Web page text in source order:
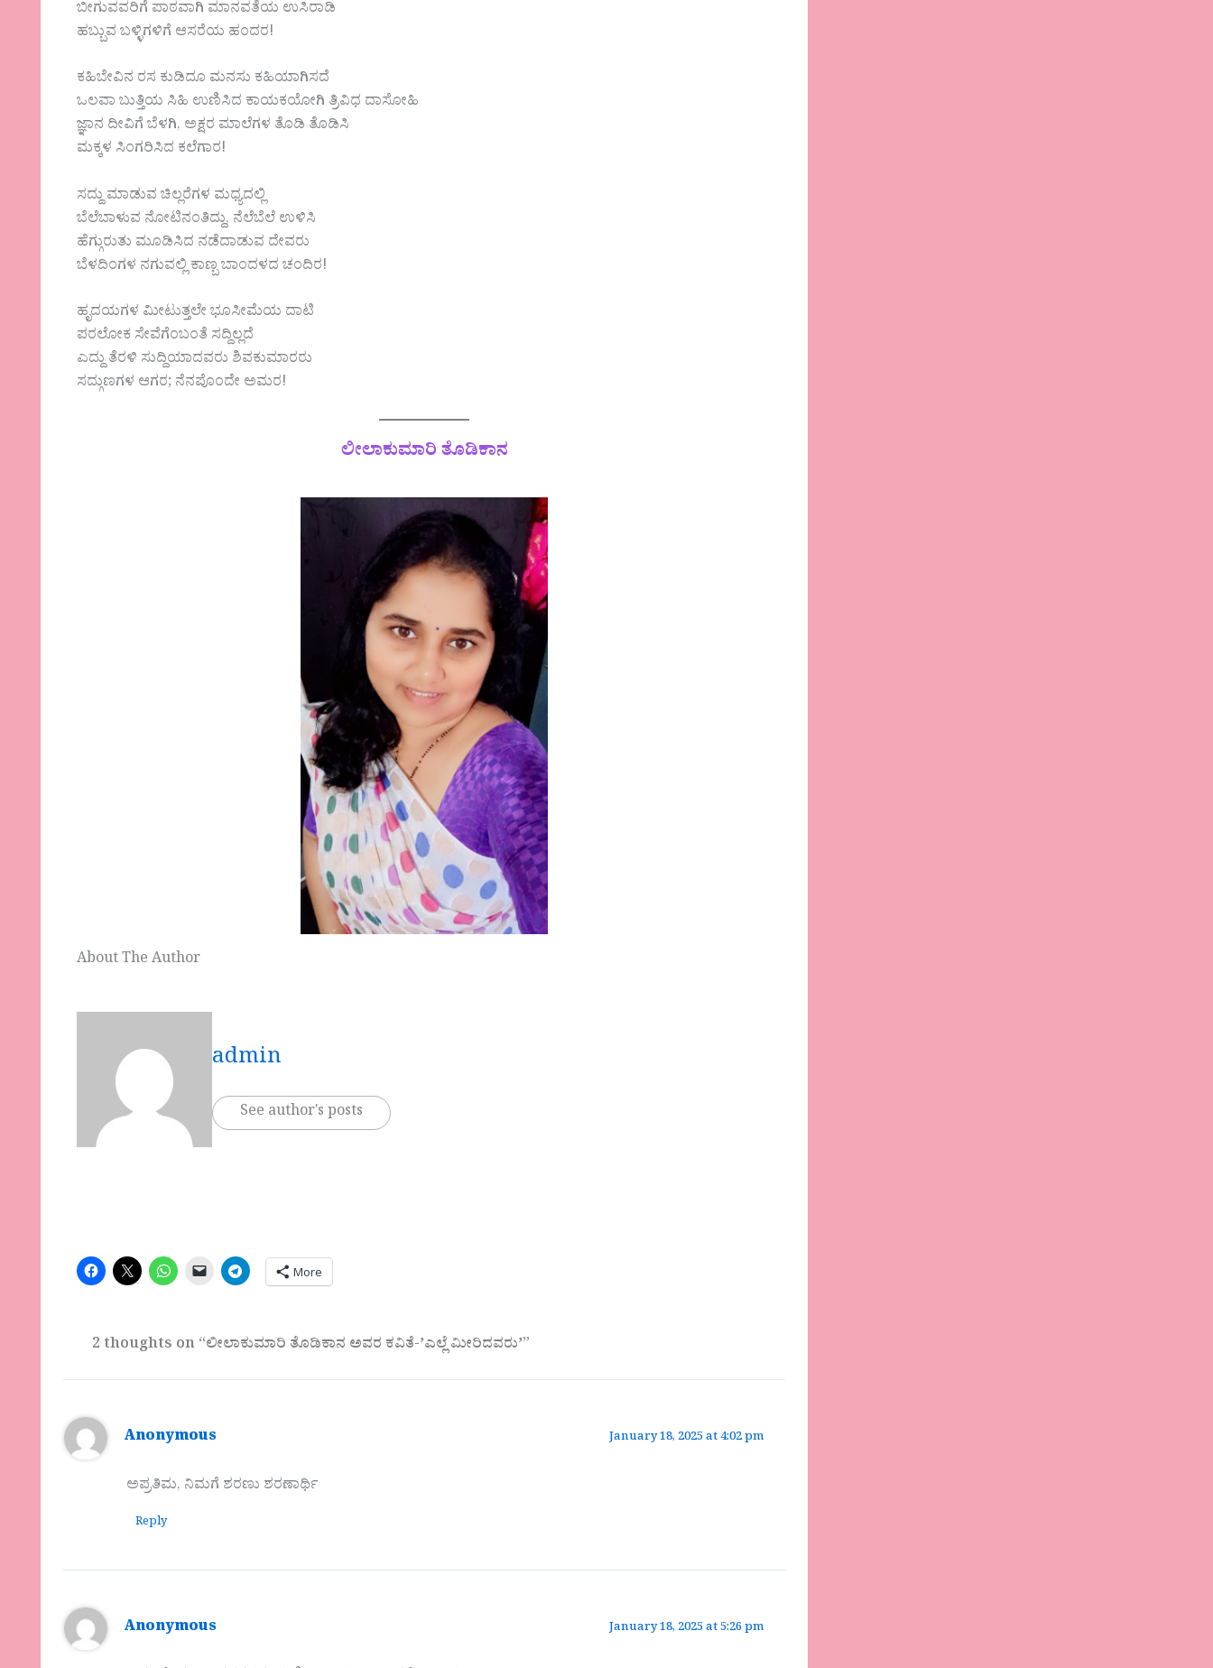
ಬೀಗುವವರಿಗೆ ಪಾಠವಾಗಿ ಮಾನವತೆಯ ಉಸಿರಾಡಿ
ಹಬ್ಬುವ ಬಳ್ಳಿಗಳಿಗೆ ಆಸರೆಯ ಹಂದರ!
ಕಹಿಬೇವಿನ ರಸ ಕುಡಿದೂ ಮನಸು ಕಹಿಯಾಗಿಸದೆ
ಒಲವಾ ಬುತ್ತಿಯ ಸಿಹಿ ಉಣಿಸಿದ ಕಾಯಕಯೋಗಿ ತ್ರಿವಿಧ ದಾಸೋಹಿ
ಜ್ಞಾನ ದೀವಿಗೆ ಬೆಳಗಿ, ಅಕ್ಷರ ಮಾಲೆಗಳ ತೊಡಿ ತೊಡಿಸಿ
ಮಕ್ಕಳ ಸಿಂಗರಿಸಿದ ಕಲೆಗಾರ!
ಸದ್ದು ಮಾಡುವ ಚಿಲ್ಲರೆಗಳ ಮಧ್ಯದಲ್ಲಿ
ಬೆಲೆಬಾಳುವ ನೋಟಿನಂತಿದ್ದು, ನೆಲೆಬೆಲೆ ಉಳಿಸಿ
ಹೆಗ್ಗುರುತು ಮೂಡಿಸಿದ ನಡೆದಾಡುವ ದೇವರು
ಬೆಳದಿಂಗಳ ನಗುವಲ್ಲಿ ಕಾಣ್ಬ ಬಾಂದಳದ ಚಂದಿರ!
ಹೃದಯಗಳ ಮೀಟುತ್ತಲೇ ಭೂಸೀಮೆಯ ದಾಟಿ
ಪರಲೋಕ ಸೇವೆಗೆಂಬಂತೆ ಸದ್ದಿಲ್ಲದೆ
ಎದ್ದು ತೆರಳಿ ಸುದ್ದಿಯಾದವರು ಶಿವಕುಮಾರರು
ಸದ್ಗುಣಗಳ ಆಗರ; ನೆನಪೊಂದೇ ಅಮರ!
ಲೀಲಾಕುಮಾರಿ ತೊಡಿಕಾನ
About The Author
admin
See author's posts
More
2 thoughts on “ಲೀಲಾಕುಮಾರಿ ತೊಡಿಕಾನ ಅವರ ಕವಿತೆ-ʼಎಲ್ಲೆ ಮೀರಿದವರುʼ”
Anonymous January 18, 2025 at 4:02 pm
ಅಪ್ರತಿಮ, ನಿಮಗೆ ಶರಣು ಶರಣಾರ್ಥಿ
Reply
Anonymous January 18, 2025 at 5:26 pm